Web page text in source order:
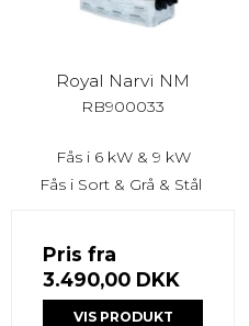
Royal Narvi NM
RB900033
Fås i 6 kW & 9 kW
Fås i Sort & Grå & Stål
Pris fra
3.490,00 DKK
VIS PRODUKT